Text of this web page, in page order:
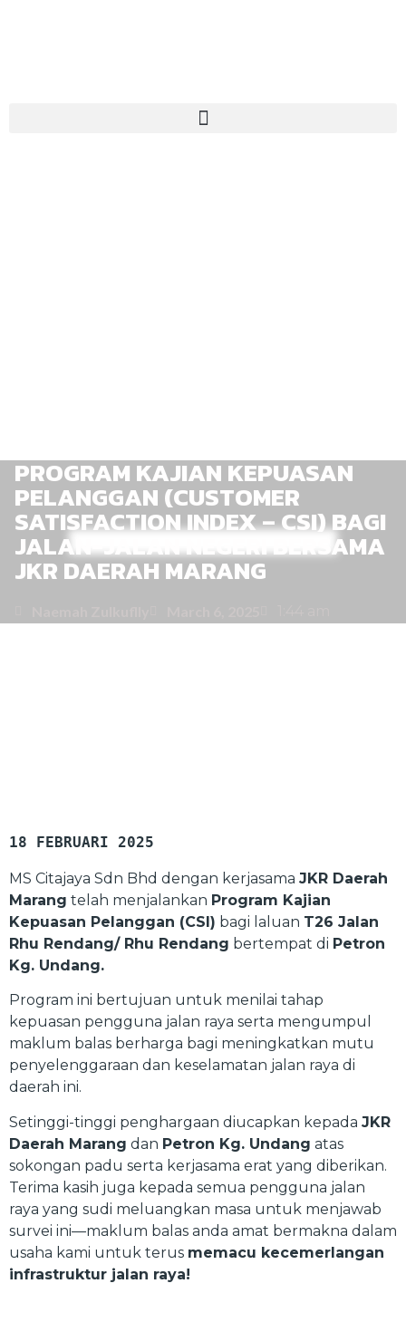
PROGRAM KAJIAN KEPUASAN
PELANGGAN (CUSTOMER
SATISFACTION INDEX – CSI) BAGI
JALAN-JALAN NEGERI BERSAMA
JKR DAERAH MARANG
18 FEBRUARI 2025
MS Citajaya Sdn Bhd dengan kerjasama JKR Daerah
Marang telah menjalankan Program Kajian
Kepuasan Pelanggan (CSI) bagi laluan T26 Jalan
Rhu Rendang/ Rhu Rendang bertempat di Petron
Kg. Undang.
Program ini bertujuan untuk menilai tahap
kepuasan pengguna jalan raya serta mengumpul
maklum balas berharga bagi meningkatkan mutu
penyelenggaraan dan keselamatan jalan raya di
daerah ini.
Setinggi-tinggi penghargaan diucapkan kepada JKR
Daerah Marang dan Petron Kg. Undang atas
sokongan padu serta kerjasama erat yang diberikan.
Terima kasih juga kepada semua pengguna jalan
raya yang sudi meluangkan masa untuk menjawab
survei ini—maklum balas anda amat bermakna dalam
usaha kami untuk terus memacu kecemerlangan
infrastruktur jalan raya!